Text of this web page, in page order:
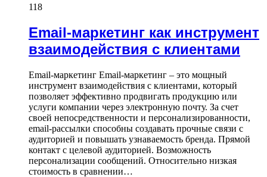
118
Email-маркетинг как инструмент
взаимодействия с клиентами
Email-маркетинг Email-маркетинг – это мощный
инструмент взаимодействия с клиентами, который
позволяет эффективно продвигать продукцию или
услуги компании через электронную почту. За счет
своей непосредственности и персонализированности,
email-рассылки способны создавать прочные связи с
аудиторией и повышать узнаваемость бренда. Прямой
контакт с целевой аудиторией. Возможность
персонализации сообщений. Относительно низкая
стоимость в сравнении…